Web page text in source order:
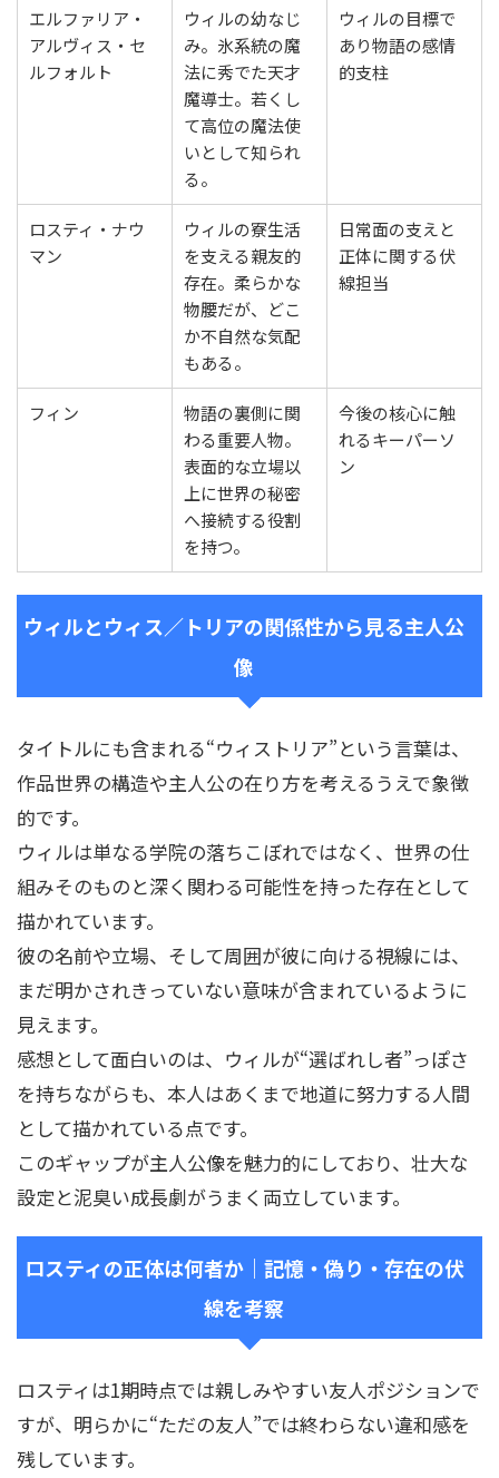
エルファリア・
アルヴィス・セ
ルフォルト
ウィルの幼なじ
み。氷系統の魔
法に秀でた天才
魔導士。若くし
て高位の魔法使
いとして知られ
る。
ウィルの目標で
あり物語の感情
的支柱
ロスティ・ナウ
マン
ウィルの寮生活
を支える親友的
存在。柔らかな
物腰だが、どこ
か不自然な気配
もある。
日常面の支えと
正体に関する伏
線担当
フィン
物語の裏側に関
わる重要人物。
表面的な立場以
上に世界の秘密
へ接続する役割
を持つ。
今後の核心に触
れるキーパーソ
ン
ウィルとウィス／トリアの関係性から見る主人公
像
タイトルにも含まれる“ウィストリア”という言葉は、
作品世界の構造や主人公の在り方を考えるうえで象徴
的です。
ウィルは単なる学院の落ちこぼれではなく、世界の仕
組みそのものと深く関わる可能性を持った存在として
描かれています。
彼の名前や立場、そして周囲が彼に向ける視線には、
まだ明かされきっていない意味が含まれているように
見えます。
感想として面白いのは、ウィルが“選ばれし者”っぽさ
を持ちながらも、本人はあくまで地道に努力する人間
として描かれている点です。
このギャップが主人公像を魅力的にしており、壮大な
設定と泥臭い成長劇がうまく両立しています。
ロスティの正体は何者か｜記憶・偽り・存在の伏
線を考察
ロスティは1期時点では親しみやすい友人ポジションで
すが、明らかに“ただの友人”では終わらない違和感を
残しています。